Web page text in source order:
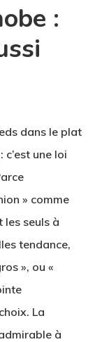
:
dans le plat
une loi
» comme
les seuls à
tendance,
», ou «
La
à